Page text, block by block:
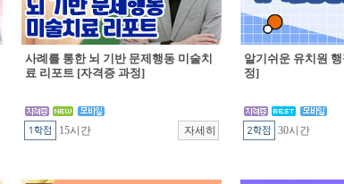
사례를 통한 뇌 기반 문제행동 미술치
료 리포트 [자격증 과정]
15시간
알기쉬운 유치원
정]
30시간